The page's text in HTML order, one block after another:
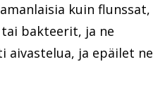
kuin flunssat,
bakteerit, ja ne
aivastelua, ja epäilet ne